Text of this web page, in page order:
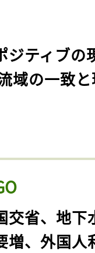
ジティブの
域の一致
交省、地下
増、外国人